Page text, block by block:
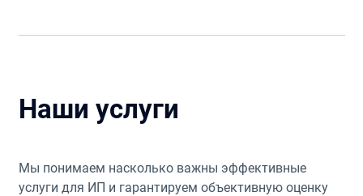
Наши услуги
Мы понимаем насколько важны эффективные
услуги для ИП и гарантируем объективную оценку